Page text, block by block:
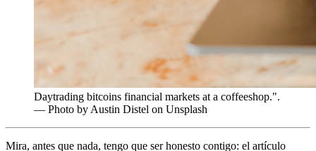
Daytrading bitcoins financial markets at a coffeeshop.".
— Photo by Austin Distel on Unsplash
Mira, antes que nada, tengo que ser honesto contigo: el artículo